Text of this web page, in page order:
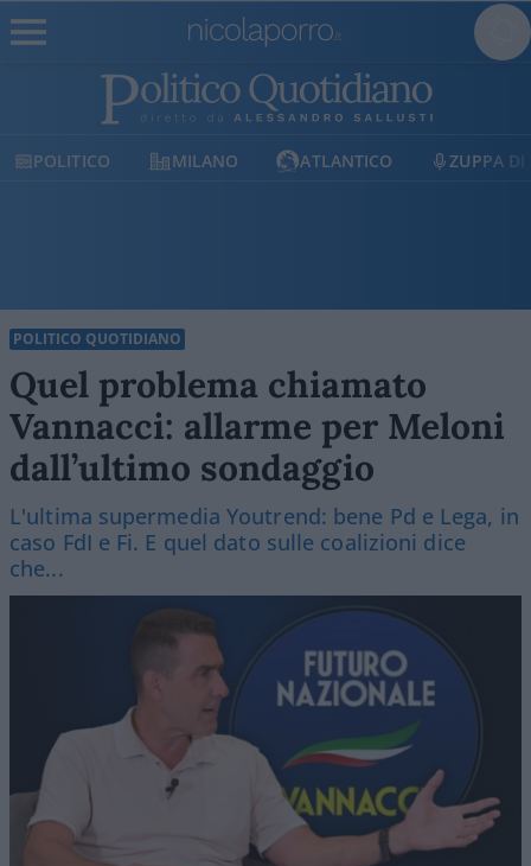
POLITICO MILANO ATLANTICO ZUPPA DI
POLITICO QUOTIDIANO
Quel problema chiamato
Vannacci: allarme per Meloni
dall’ultimo sondaggio
L'ultima supermedia Youtrend: bene Pd e Lega, in
caso FdI e Fi. E quel dato sulle coalizioni dice
che...